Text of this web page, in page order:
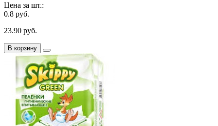
Цена за шт.:
0.8 руб.
23.90 руб.
В корзину